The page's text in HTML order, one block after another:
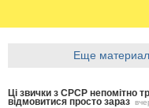
Еще
Ці звички з СРСР непомітно
відмовитися просто зараз